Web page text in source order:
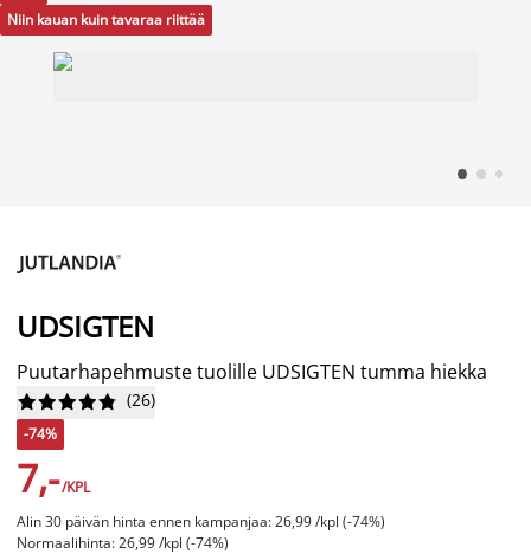
Niin kauan kuin tavaraa riittää
UDSIGTEN
Puutarhapehmuste tuolille UDSIGTEN tumma hiekka





 (26)
-74%
7,-/KPL
Alin 30 päivän hinta ennen kampanjaa: 26,99 /kpl (-74%)
Normaalihinta: 26,99 /kpl (-74%)